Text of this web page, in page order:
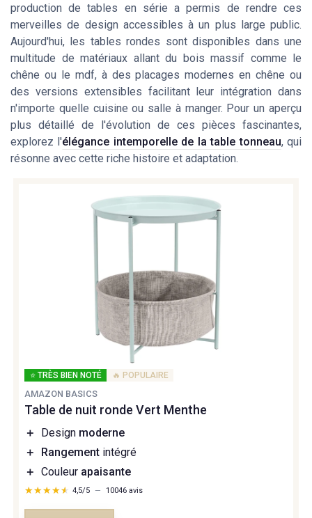
production de tables en série a permis de rendre ces
merveilles de design accessibles à un plus large public.
Aujourd'hui, les tables rondes sont disponibles dans une
multitude de matériaux allant du bois massif comme le
chêne ou le mdf, à des placages modernes en chêne ou
des versions extensibles facilitant leur intégration dans
n'importe quelle cuisine ou salle à manger. Pour un aperçu
plus détaillé de l'évolution de ces pièces fascinantes,
explorez l'élégance intemporelle de la table tonneau, qui
résonne avec cette riche histoire et adaptation.
⭐ TRÈS BIEN NOTÉ 🔥 POPULAIRE
AMAZON BASICS
Table de nuit ronde Vert Menthe
＋ Design moderne
＋
Rangement intégré
＋ Couleur apaisante
★★★★★
★★★★★ 4,5/5 — 10046 avis